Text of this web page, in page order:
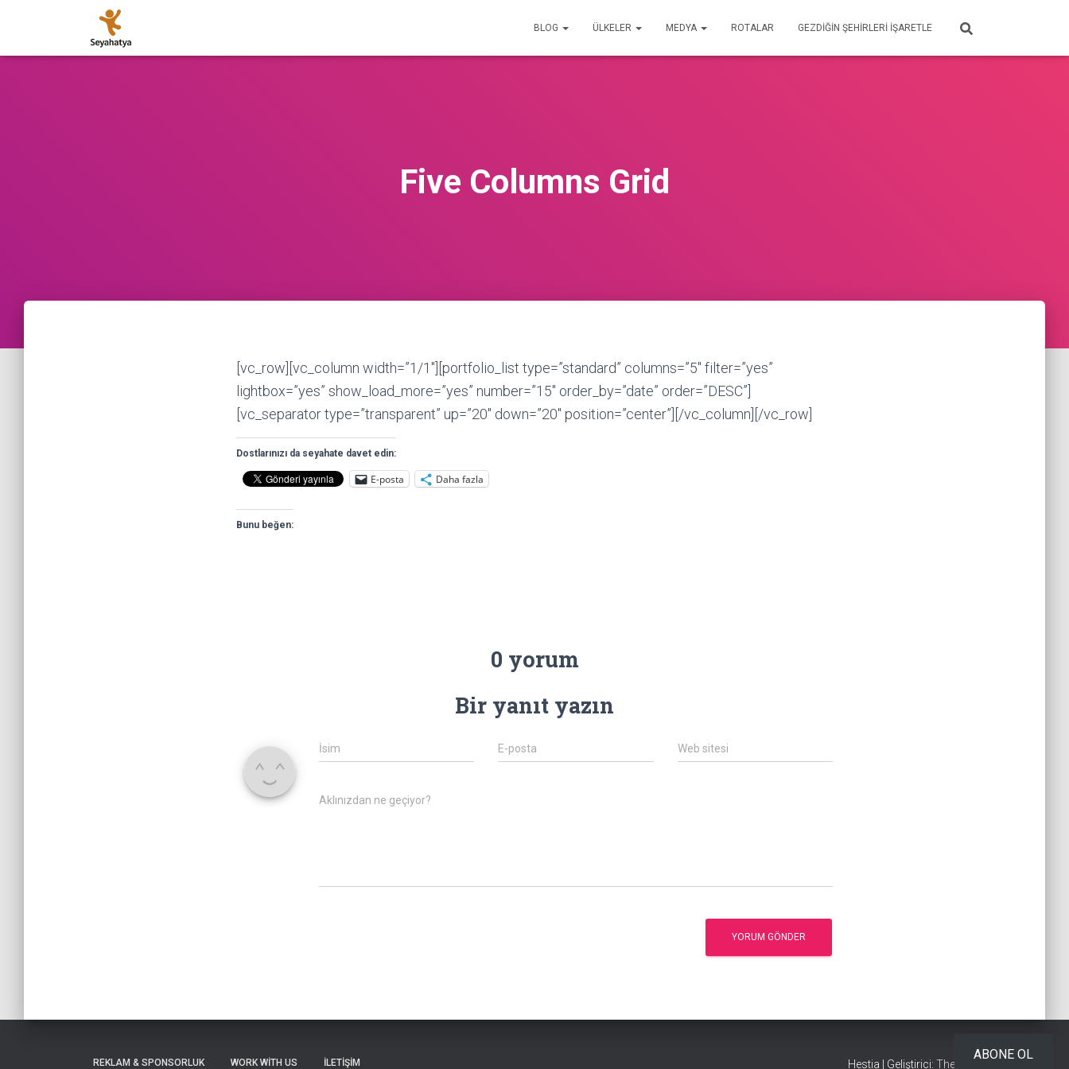
BLOG ÜLKELER MEDYA ROTALAR GEZDIĞIN ŞEHIRLERI İŞARETLE
Five Columns Grid
[vc_row][vc_column width=”1/1″][portfolio_list type=”standard” columns=”5″ filter=”yes”
lightbox=”yes” show_load_more=”yes” number=”15″ order_by=”date” order=”DESC”]
[vc_separator type=”transparent” up=”20″ down=”20″ position=”center”][/vc_column][/vc_row]
Dostlarınızı da seyahate davet edin:
E-posta Daha fazla
Bunu beğen:
0 yorum
Bir yanıt yazın
İsim E-posta Web sitesi
Aklınızdan ne geçiyor?
REKLAM & SPONSORLUK WORK WITH US İLETIŞIM Hestia | Geliştirici: ThemeIsle
ABONE OL